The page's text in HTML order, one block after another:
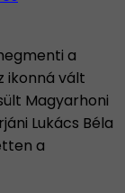
a
ikonná vált
Magyarhoni
Lukács Béla
a